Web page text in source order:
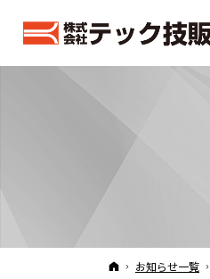
ホーム
お知らせ一覧